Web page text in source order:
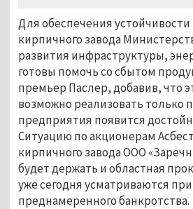
Для обеспечения
кирпичного завода
развития инфраструктуры,
готовы помочь со сбытом
премьер Паслер, добавив, что
возможно реализовать только
предприятия появится
Ситуацию по акционерам
кирпичного завода ООО
будет держать и областная
уже сегодня усматриваются
преднамеренного банкротства.